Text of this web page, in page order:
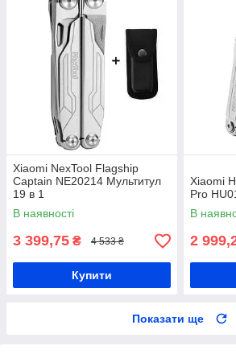
Xiaomi NexTool Flagship
Captain NE20214 Мультитул
19 в 1
В наявності
3 399,75 ₴ 4 533 ₴
Купити
Xiaomi
Pro
В
2
Показати ще